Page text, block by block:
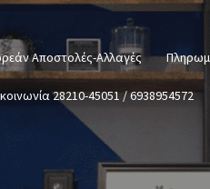
Αποστολές-Αλλαγές
28210-45051 / 6938954572